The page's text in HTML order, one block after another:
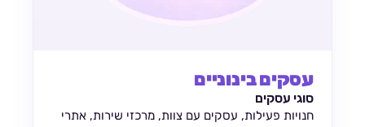
עסקים בינוניים
סוגי עסקים
חנויות פעילות, עסקים עם צוות, מרכזי שירות, אתרי